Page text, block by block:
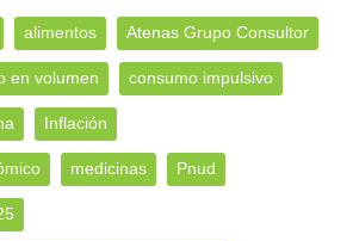
alimentos Atenas Grupo Consultor
en volumen consumo impulsivo
Inflación
medicinas Pnud